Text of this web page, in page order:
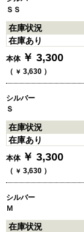
ＳＳ
在庫状況
在庫あり
本体 ￥ 3,300
（ ￥ 3,630 ）
シルバー
Ｓ
在庫状況
在庫あり
本体 ￥ 3,300
（ ￥ 3,630 ）
シルバー
Ｍ
在庫状況